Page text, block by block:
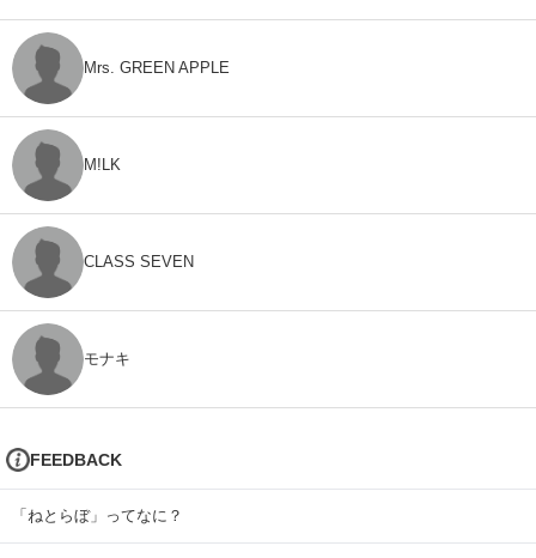
Mrs. GREEN APPLE
M!LK
CLASS SEVEN
モナキ
FEEDBACK
「ねとらぼ」ってなに？